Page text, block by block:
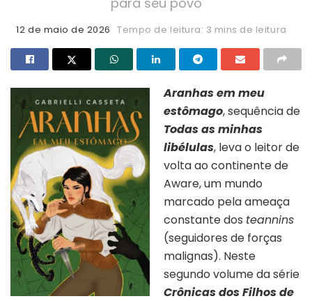
12 de maio de 2026 Tempo de leitura: 3 mins de leitura
Aranhas em meu
estômago, sequência de
Todas as minhas
libélulas, leva o leitor de
volta ao continente de
Aware, um mundo
marcado pela ameaça
constante dos teannins
(seguidores de forças
malignas). Neste
segundo volume da série
Crônicas dos Filhos de